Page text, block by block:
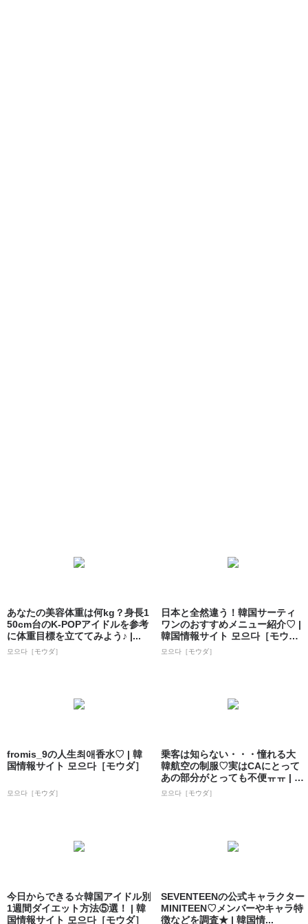
あなたの美容体重は何kg？身長1
50cm台のK-POPアイドルを参考
に体重目標を立ててみよう♪ |...
모으다［モウダ］
日本と全然違う！韓国サーティ
ワンのおすすめメニュー紹介♡ |
韓国情報サイト 모으다［モウ
ダ］
모으다［モウダ］
fromis_9の人生최애香水♡ | 韓
国情報サイト 모으다［モウダ］
모으다［モウダ］
乗客は知らない・・・憧れる大
韓航空の制服♡実はCAにとって
あの部分がとっても不便ㅠㅠ | 韓
国情報...
모으다［モウダ］
今日からできる☆韓国アイドル別
1週間ダイエット方法⑤選！ | 韓
国情報サイト 모으다［モウダ］
SEVENTEENの公式キャラクター
MINITEEN♡メンバーやキャラ特
徴などを調査★ | 韓国情...